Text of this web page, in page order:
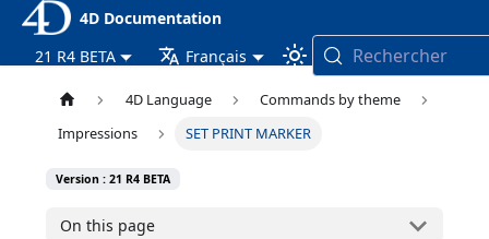
4D Documentation
21 R4 BETA
Français Rechercher
4D Language
Commands by theme
Impressions
SET PRINT MARKER
Version : 21 R4 BETA
On this page